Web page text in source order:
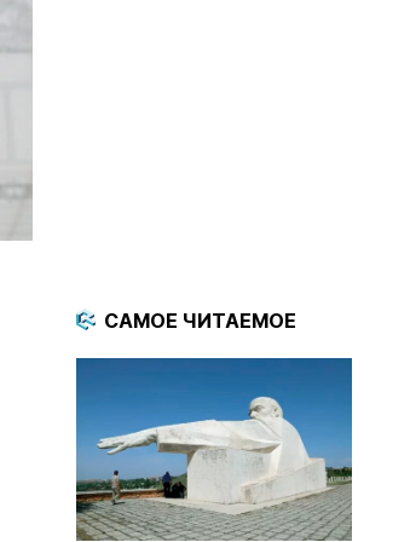
САМОЕ ЧИТАЕМОЕ